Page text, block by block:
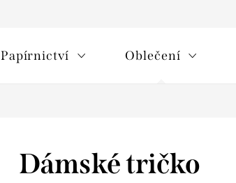
Papírnictví Oblečení
Dámské tričko